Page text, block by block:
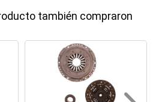
también compraron